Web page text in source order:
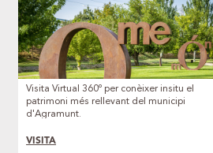
Visita Virtual 360º per conèixer insitu el
patrimoni més rellevant del municipi
d'Agramunt.
VISITA